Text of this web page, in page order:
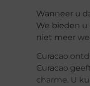
Wanneer u
We bieden u
niet meer
Curacao
Curacao
charme. U